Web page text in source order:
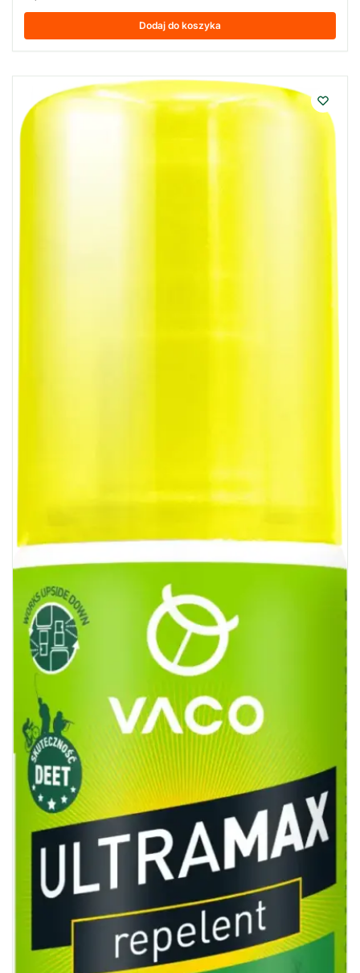
Dodaj do koszyka